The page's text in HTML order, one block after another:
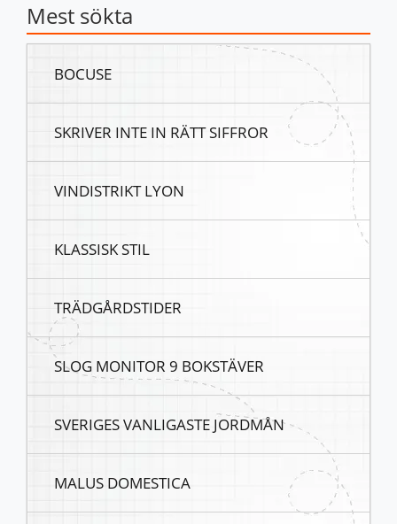
Mest sökta
BOCUSE
SKRIVER INTE IN RÄTT SIFFROR
VINDISTRIKT LYON
KLASSISK STIL
TRÄDGÅRDSTIDER
SLOG MONITOR 9 BOKSTÄVER
SVERIGES VANLIGASTE JORDMÅN
MALUS DOMESTICA